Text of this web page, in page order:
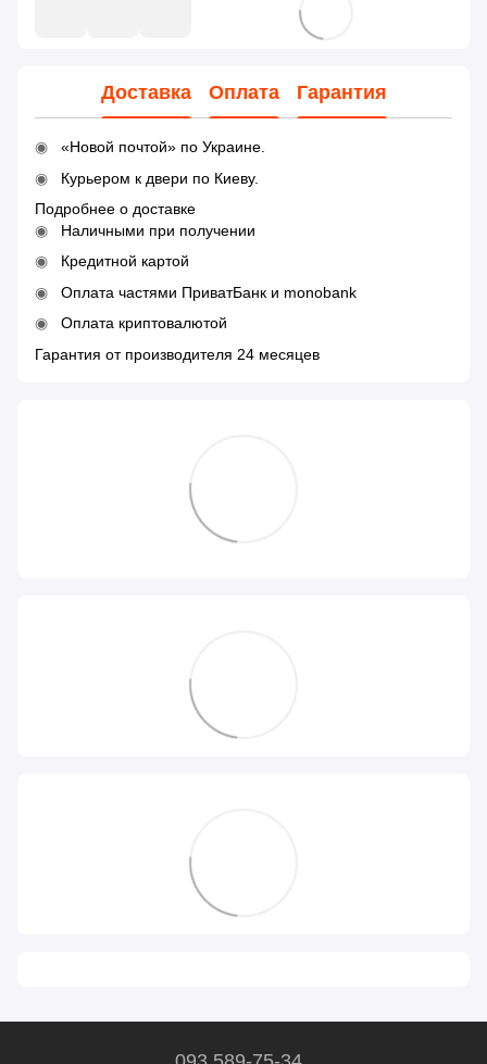
Доставка Оплата Гарантия
«Новой почтой» по Украине.
Курьером к двери по Киеву.
Подробнее о доставке
Наличными при получении
Кредитной картой
Оплата частями ПриватБанк и monobank
Оплата криптовалютой
Гарантия от производителя 24 месяцев